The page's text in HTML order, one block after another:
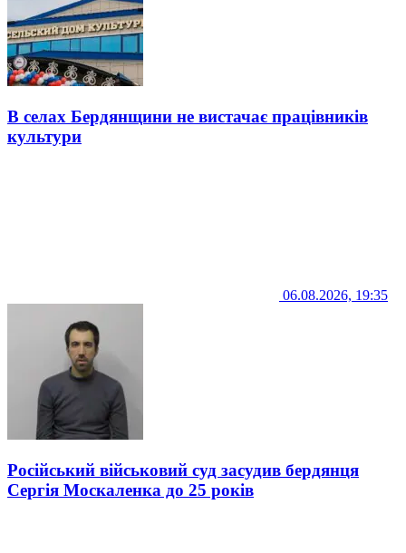
В селах Бердянщини не вистачає працівників
культури
06.08.2026, 19:35
Російський військовий суд засудив бердянця
Сергія Москаленка до 25 років